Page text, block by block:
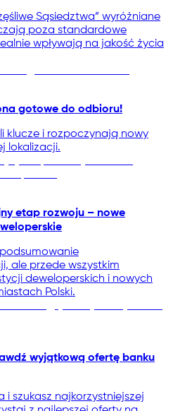
Sąsiedztwa” wyróżniane
poza standardowe
wpływają na jakość życia
gotowe do odbioru!
klucze i rozpoczynają nowy
lokalizacji.
etap rozwoju – nowe
ale przede wszystkim
deweloperskich i nowych
Polski.
wyjątkową ofertę banku
i szukasz najkorzystniejszej